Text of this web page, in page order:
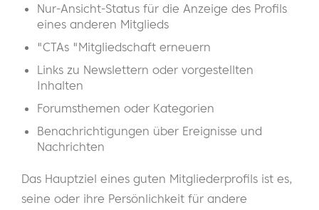
Nur-Ansicht-Status für die Anzeige des Profils
eines anderen Mitglieds
"CTAs "Mitgliedschaft erneuern
Links zu Newslettern oder vorgestellten
Inhalten
Forumsthemen oder Kategorien
Benachrichtigungen über Ereignisse und
Nachrichten
Das Hauptziel eines guten Mitgliederprofils ist es,
seine oder ihre Persönlichkeit für andere